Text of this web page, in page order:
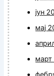
јун
мај
март